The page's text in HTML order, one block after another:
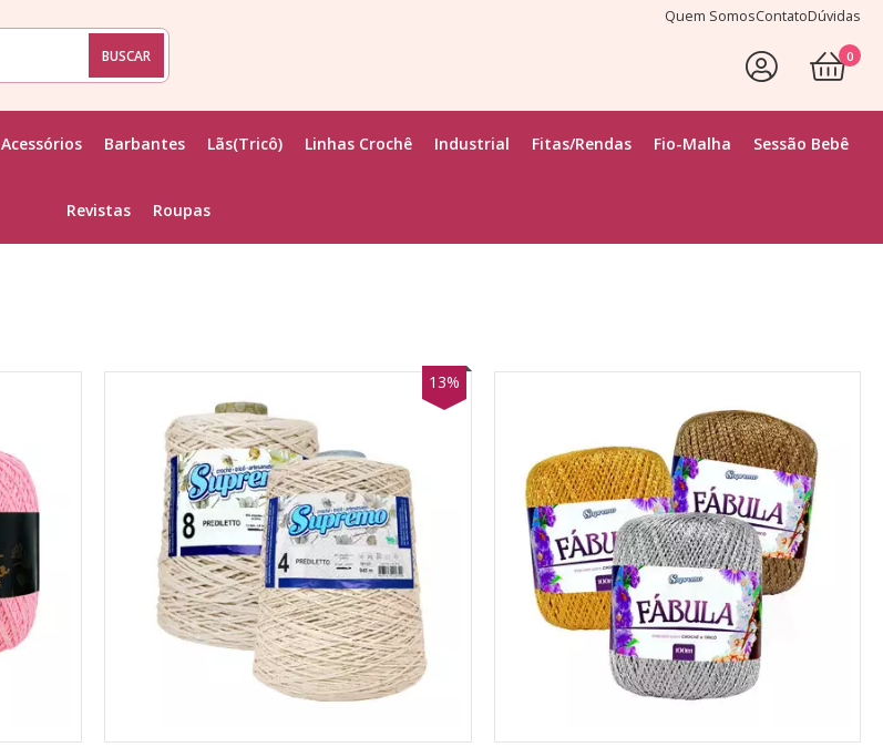
Quem SomosContatoDúvidas
Acessórios Barbantes Lãs(Tricô) Linhas Crochê Industrial Fitas/Rendas Fio-Malha Sessão Bebê
Revistas Roupas
0
13%